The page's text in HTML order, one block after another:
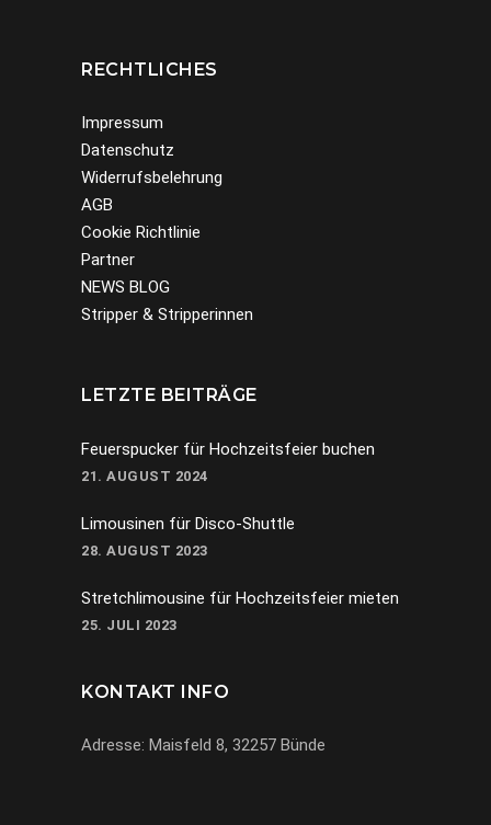
RECHTLICHES
Impressum
Datenschutz
Widerrufsbelehrung
AGB
Cookie Richtlinie
Partner
NEWS BLOG
Stripper & Stripperinnen
LETZTE BEITRÄGE
Feuerspucker für Hochzeitsfeier buchen
21. AUGUST 2024
Limousinen für Disco-Shuttle
28. AUGUST 2023
Stretchlimousine für Hochzeitsfeier mieten
25. JULI 2023
KONTAKT INFO
Adresse: Maisfeld 8, 32257 Bünde